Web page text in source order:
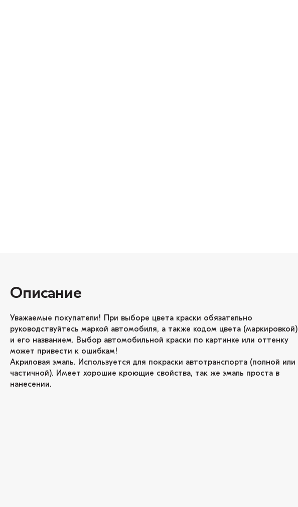
Описание
Уважаемые покупатели! При выборе цвета краски обязательно
руководствуйтесь маркой автомобиля, а также кодом цвета (маркировкой)
и его названием. Выбор автомобильной краски по картинке или оттенку
может привести к ошибкам!
Акриловая эмаль. Используется для покраски автотранспорта (полной или
частичной). Имеет хорошие кроющие свойства, так же эмаль проста в
нанесении.